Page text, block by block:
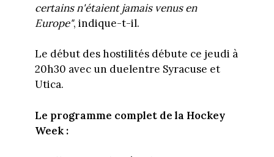
certains n'étaient jamais venus en
Europe", indique-t-il.
Le début des hostilités débute ce jeudi à
20h30 avec un duelentre Syracuse et
Utica.
Le programme complet de la Hockey
Week :